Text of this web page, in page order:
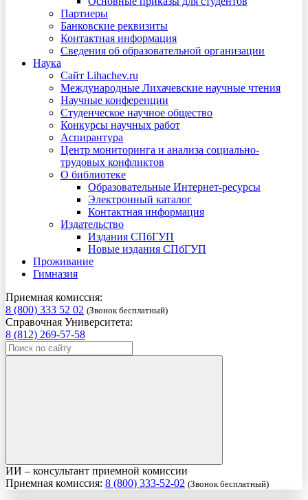
Партнеры
Банковские реквизиты
Контактная информация
Сведения об образовательной организации
Наука
Сайт Lihachev.ru
Международные Лихачевские научные чтения
Научные конференции
Студенческое научное общество
Конкурсы научных работ
Аспирантура
Центр мониторинга и анализа социально-
трудовых конфликтов
О библиотеке
Образовательные Интернет-ресурсы
Электронный каталог
Контактная информация
Издательство
Издания СПбГУП
Новые издания СПбГУП
Проживание
Гимназия
Приемная комиссия:
8 (800) 333 52 02 (Звонок бесплатный)
Справочная Университета:
8 (812) 269-57-58
ИИ – консультант приемной комиссии
Приемная комиссия: 8 (800) 333-52-02 (Звонок бесплатный)